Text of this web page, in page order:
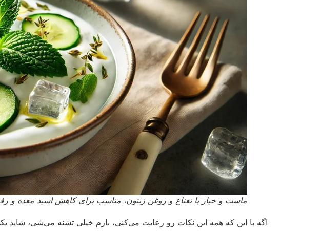
ماست و خیار با نعناع و روغن زیتون، مناسب برای کاهش اسید معده
اگه با این که همه این نکات رو رعایت می‌کنی، بازم خیلی تشنه می‌شی، شاید